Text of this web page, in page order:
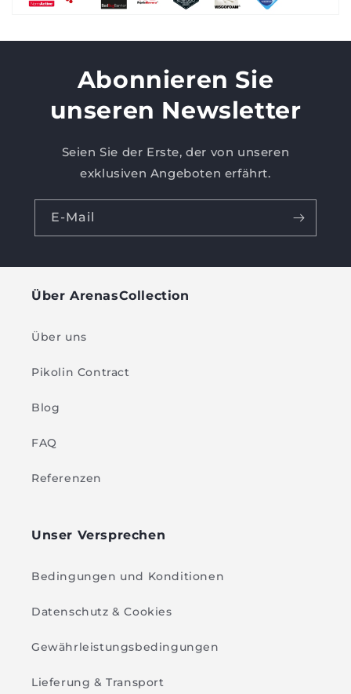
Abonnieren Sie
unseren Newsletter
Seien Sie der Erste, der von unseren
exklusiven Angeboten erfährt.
E-Mail
Über ArenasCollection
Über uns
Pikolin Contract
Blog
FAQ
Referenzen
Unser Versprechen
Bedingungen und Konditionen
Datenschutz & Cookies
Gewährleistungsbedingungen
Lieferung & Transport